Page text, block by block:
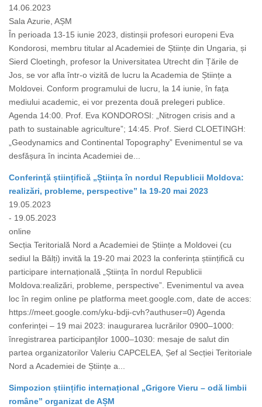
14.06.2023
Sala Azurie, AȘM
În perioada 13-15 iunie 2023, distinșii profesori europeni Eva
Kondorosi, membru titular al Academiei de Științe din Ungaria, și
Sierd Cloetingh, profesor la Universitatea Utrecht din Țările de
Jos, se vor afla într-o vizită de lucru la Academia de Științe a
Moldovei. Conform programului de lucru, la 14 iunie, în fața
mediului academic, ei vor prezenta două prelegeri publice.
Agenda 14:00. Prof. Eva KONDOROSI: „Nitrogen crisis and a
path to sustainable agriculture”; 14:45. Prof. Sierd CLOETINGH:
„Geodynamics and Continental Topography” Evenimentul se va
desfășura în incinta Academiei de...
Conferință științifică „Știința în nordul Republicii Moldova:
realizări, probleme, perspective” la 19-20 mai 2023
19.05.2023
- 19.05.2023
online
Secția Teritorială Nord a Academiei de Științe a Moldovei (cu
sediul la Bălți) invită la 19-20 mai 2023 la conferința științifică cu
participare internațională „Știința în nordul Republicii
Moldova:realizări, probleme, perspective”. Evenimentul va avea
loc în regim online pe platforma meet.google.com, date de acces:
https://meet.google.com/yku-bdji-cvh?authuser=0) Agenda
conferinței – 19 mai 2023: inaugurarea lucrărilor 0900–1000:
înregistrarea participanţilor 1000–1030: mesaje de salut din
partea organizatorilor Valeriu CAPCELEA, Șef al Secției Teritoriale
Nord a Academiei de Științe a...
Simpozion științific internațional „Grigore Vieru – odă limbii
române” organizat de AȘM